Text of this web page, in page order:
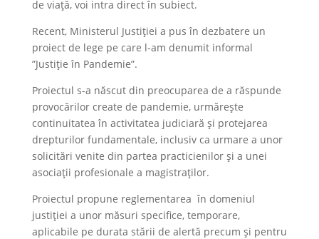
de viață, voi intra direct în subiect.
Recent, Ministerul Justiției a pus în dezbatere un
proiect de lege pe care l-am denumit informal
”Justiție în Pandemie”.
Proiectul s-a născut din preocuparea de a răspunde
provocărilor create de pandemie, urmărește
continuitatea în activitatea judiciară și protejarea
drepturilor fundamentale, inclusiv ca urmare a unor
solicitări venite din partea practicienilor și a unei
asociații profesionale a magistraților.
Proiectul propune reglementarea în domeniul
justiției a unor măsuri specifice, temporare,
aplicabile pe durata stării de alertă precum și pentru